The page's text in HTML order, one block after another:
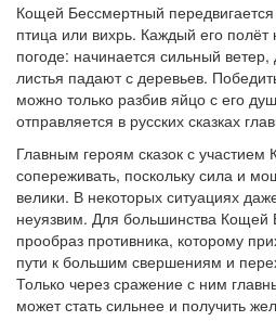
Кощей Бессмертный передвигается
птица или вихрь. Каждый его полёт
погоде: начинается сильный
листья падают с деревьев.
можно только разбив яйцо с его
отправляется в русских сказках
Главным героям сказок с участием
сопереживать, поскольку сила и
велики. В некоторых ситуациях
неуязвим. Для большинства Кощей
прообраз противника, которому
пути к большим свершениям и
Только через сражение с ним
может стать сильнее и получить